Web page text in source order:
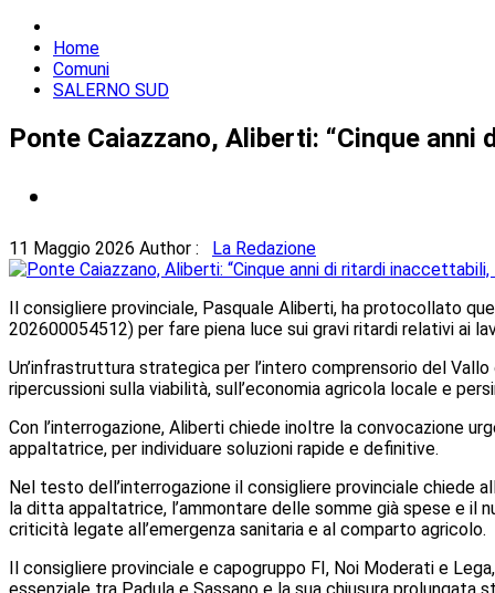
Home
Comuni
SALERNO SUD
Ponte Caiazzano, Aliberti: “Cinque
11 Maggio 2026 Author : La Redazione
Il consigliere provinciale, Pasquale Aliberti, ha protocollato
202600054512) per fare piena luce sui gravi ritardi relativi ai
Un’infrastruttura strategica per l’intero comprensorio del
ripercussioni sulla viabilità, sull’economia agricola locale e
Con l’interrogazione, Aliberti chiede inoltre la convocazione
appaltatrice, per individuare soluzioni rapide e definitive.
Nel testo dell’interrogazione il consigliere provinciale chiede
la ditta appaltatrice, l’ammontare delle somme già spese e il
criticità legate all’emergenza sanitaria e al comparto agricolo.
Il consigliere provinciale e capogruppo FI, Noi Moderati e